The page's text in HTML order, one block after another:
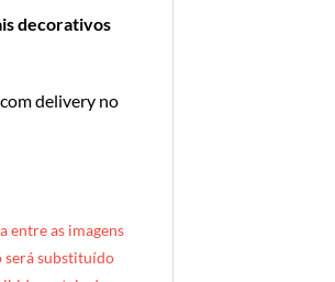
decorativos
delivery no
entre as imagens
será substituído